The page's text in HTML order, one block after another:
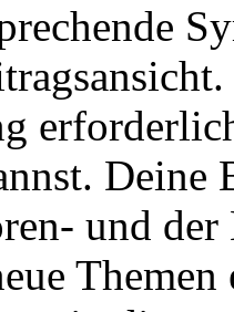
Deine
und